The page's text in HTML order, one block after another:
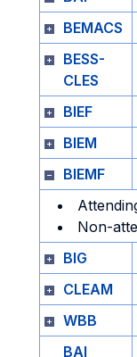
BEMACS
BESS-
CLES
BIEF
BIEM
BIEMF
Non-
BIG
CLEAM
WBB
BAI